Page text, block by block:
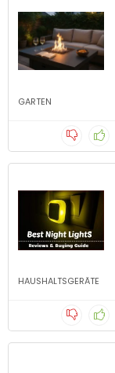
GARTEN
HAUSHALTSGERÄTE